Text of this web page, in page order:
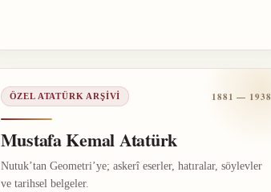
ÖZEL ATATÜRK ARŞIVI 1881 — 1938
Mustafa Kemal Atatürk
Nutuk’tan Geometri’ye; askerî eserler, hatıralar, söylevler
ve tarihsel belgeler.